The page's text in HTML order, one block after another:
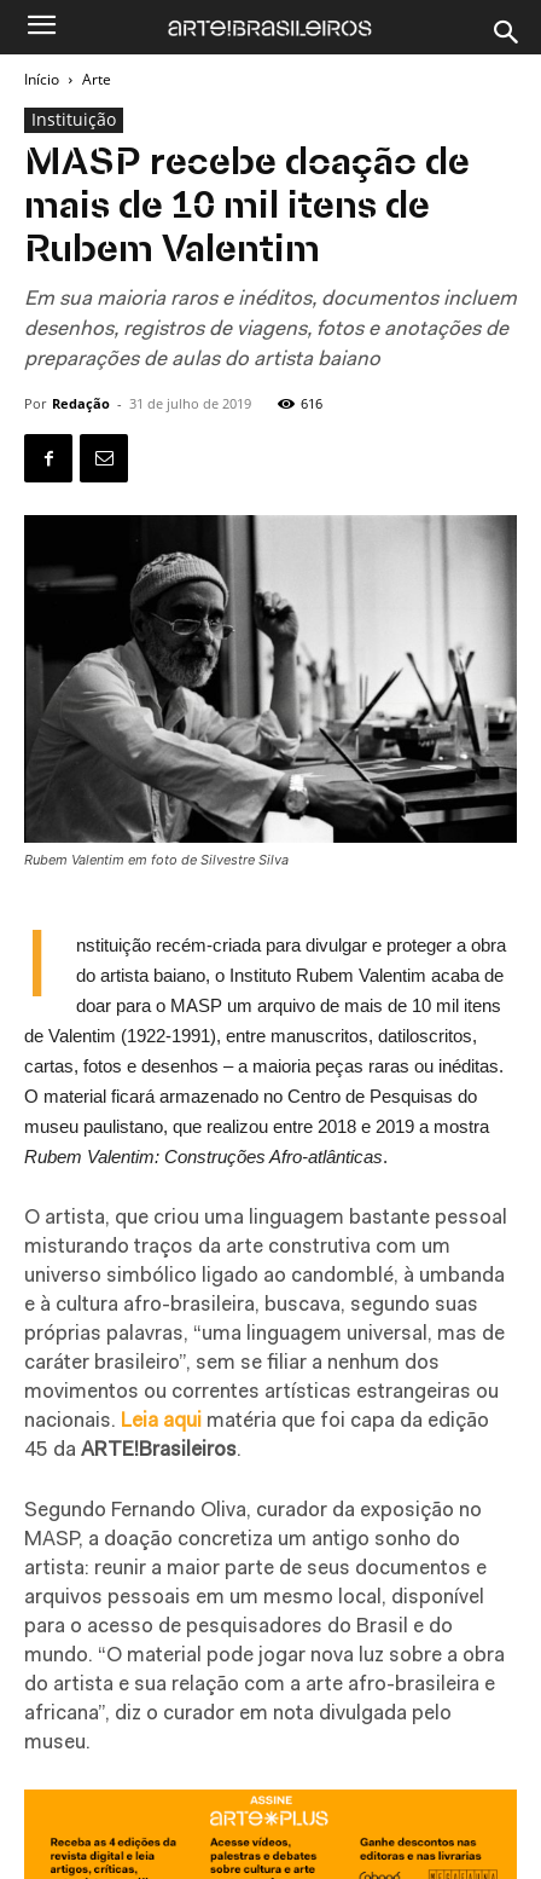
Início Arte
Instituição
MASP recebe doação de
mais de 10 mil itens de
Rubem Valentim
Em sua maioria raros e inéditos, documentos incluem
desenhos, registros de viagens, fotos e anotações de
preparações de aulas do artista baiano
Por Redação - 31 de julho de 2019 616
Rubem Valentim em foto de Silvestre Silva
I
nstituição recém-criada para divulgar e proteger a obra
do artista baiano, o Instituto Rubem Valentim acaba de
doar para o MASP um arquivo de mais de 10 mil itens
de Valentim (1922-1991), entre manuscritos, datiloscritos,
cartas, fotos e desenhos – a maioria peças raras ou inéditas.
O material ficará armazenado no Centro de Pesquisas do
museu paulistano, que realizou entre 2018 e 2019 a mostra
Rubem Valentim: Construções Afro-atlânticas.
O artista, que criou uma linguagem bastante pessoal
misturando traços da arte construtiva com um
universo simbólico ligado ao candomblé, à umbanda
e à cultura afro-brasileira, buscava, segundo suas
próprias palavras, “uma linguagem universal, mas de
caráter brasileiro”, sem se filiar a nenhum dos
movimentos ou correntes artísticas estrangeiras ou
nacionais. Leia aqui matéria que foi capa da edição
45 da ARTE!Brasileiros.
Segundo Fernando Oliva, curador da exposição no
MASP, a doação concretiza um antigo sonho do
artista: reunir a maior parte de seus documentos e
arquivos pessoais em um mesmo local, disponível
para o acesso de pesquisadores do Brasil e do
mundo. “O material pode jogar nova luz sobre a obra
do artista e sua relação com a arte afro-brasileira e
africana”, diz o curador em nota divulgada pelo
museu.